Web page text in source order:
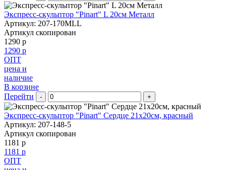
Экспресс-скульптор "Pinart" L 20см Металл
Артикул: 207-170MLL
Артикул скопирован
1290 р
1290 р
ОПТ
цена и
наличие
В корзине
Перейти
- +
Экспресс-скульптор "Pinart" Сердце 21х20см, красный
Артикул: 207-148-5
Артикул скопирован
1181 р
1181 р
ОПТ